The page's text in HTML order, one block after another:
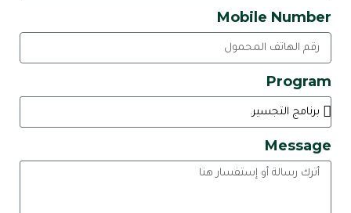
Mobile Number
Program
Message